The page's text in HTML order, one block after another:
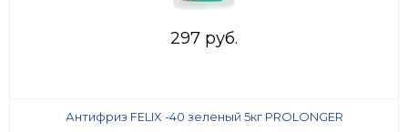
297 руб.
Антифриз FELIX -40 зеленый 5кг PROLONGER